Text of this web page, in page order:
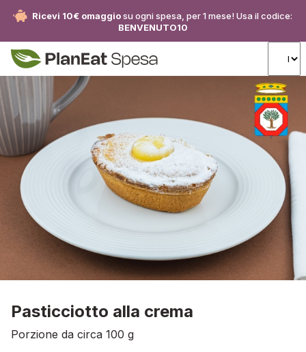
Ricevi 10€ omaggiosu ogni spesa, per 1 mese! Usa il codice:
BENVENUTO10
Pasticciotto alla crema
Porzione da circa 100 g